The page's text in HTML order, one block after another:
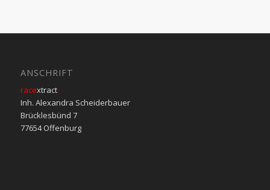
ANSCHRIFT
racextract.
Inh. Alexandra Scheiderbauer
Brücklesbünd 7
77654 Offenburg